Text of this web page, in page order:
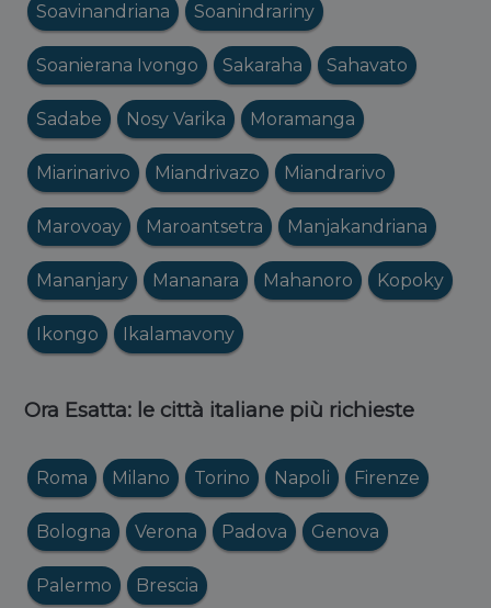
Soavinandriana Soanindrariny
Soanierana Ivongo Sakaraha Sahavato
Sadabe Nosy Varika Moramanga
Miarinarivo Miandrivazo Miandrarivo
Marovoay Maroantsetra Manjakandriana
Mananjary Mananara Mahanoro Kopoky
Ikongo Ikalamavony
Ora Esatta: le città italiane più richieste
Roma Milano Torino Napoli Firenze
Bologna Verona Padova Genova
Palermo Brescia